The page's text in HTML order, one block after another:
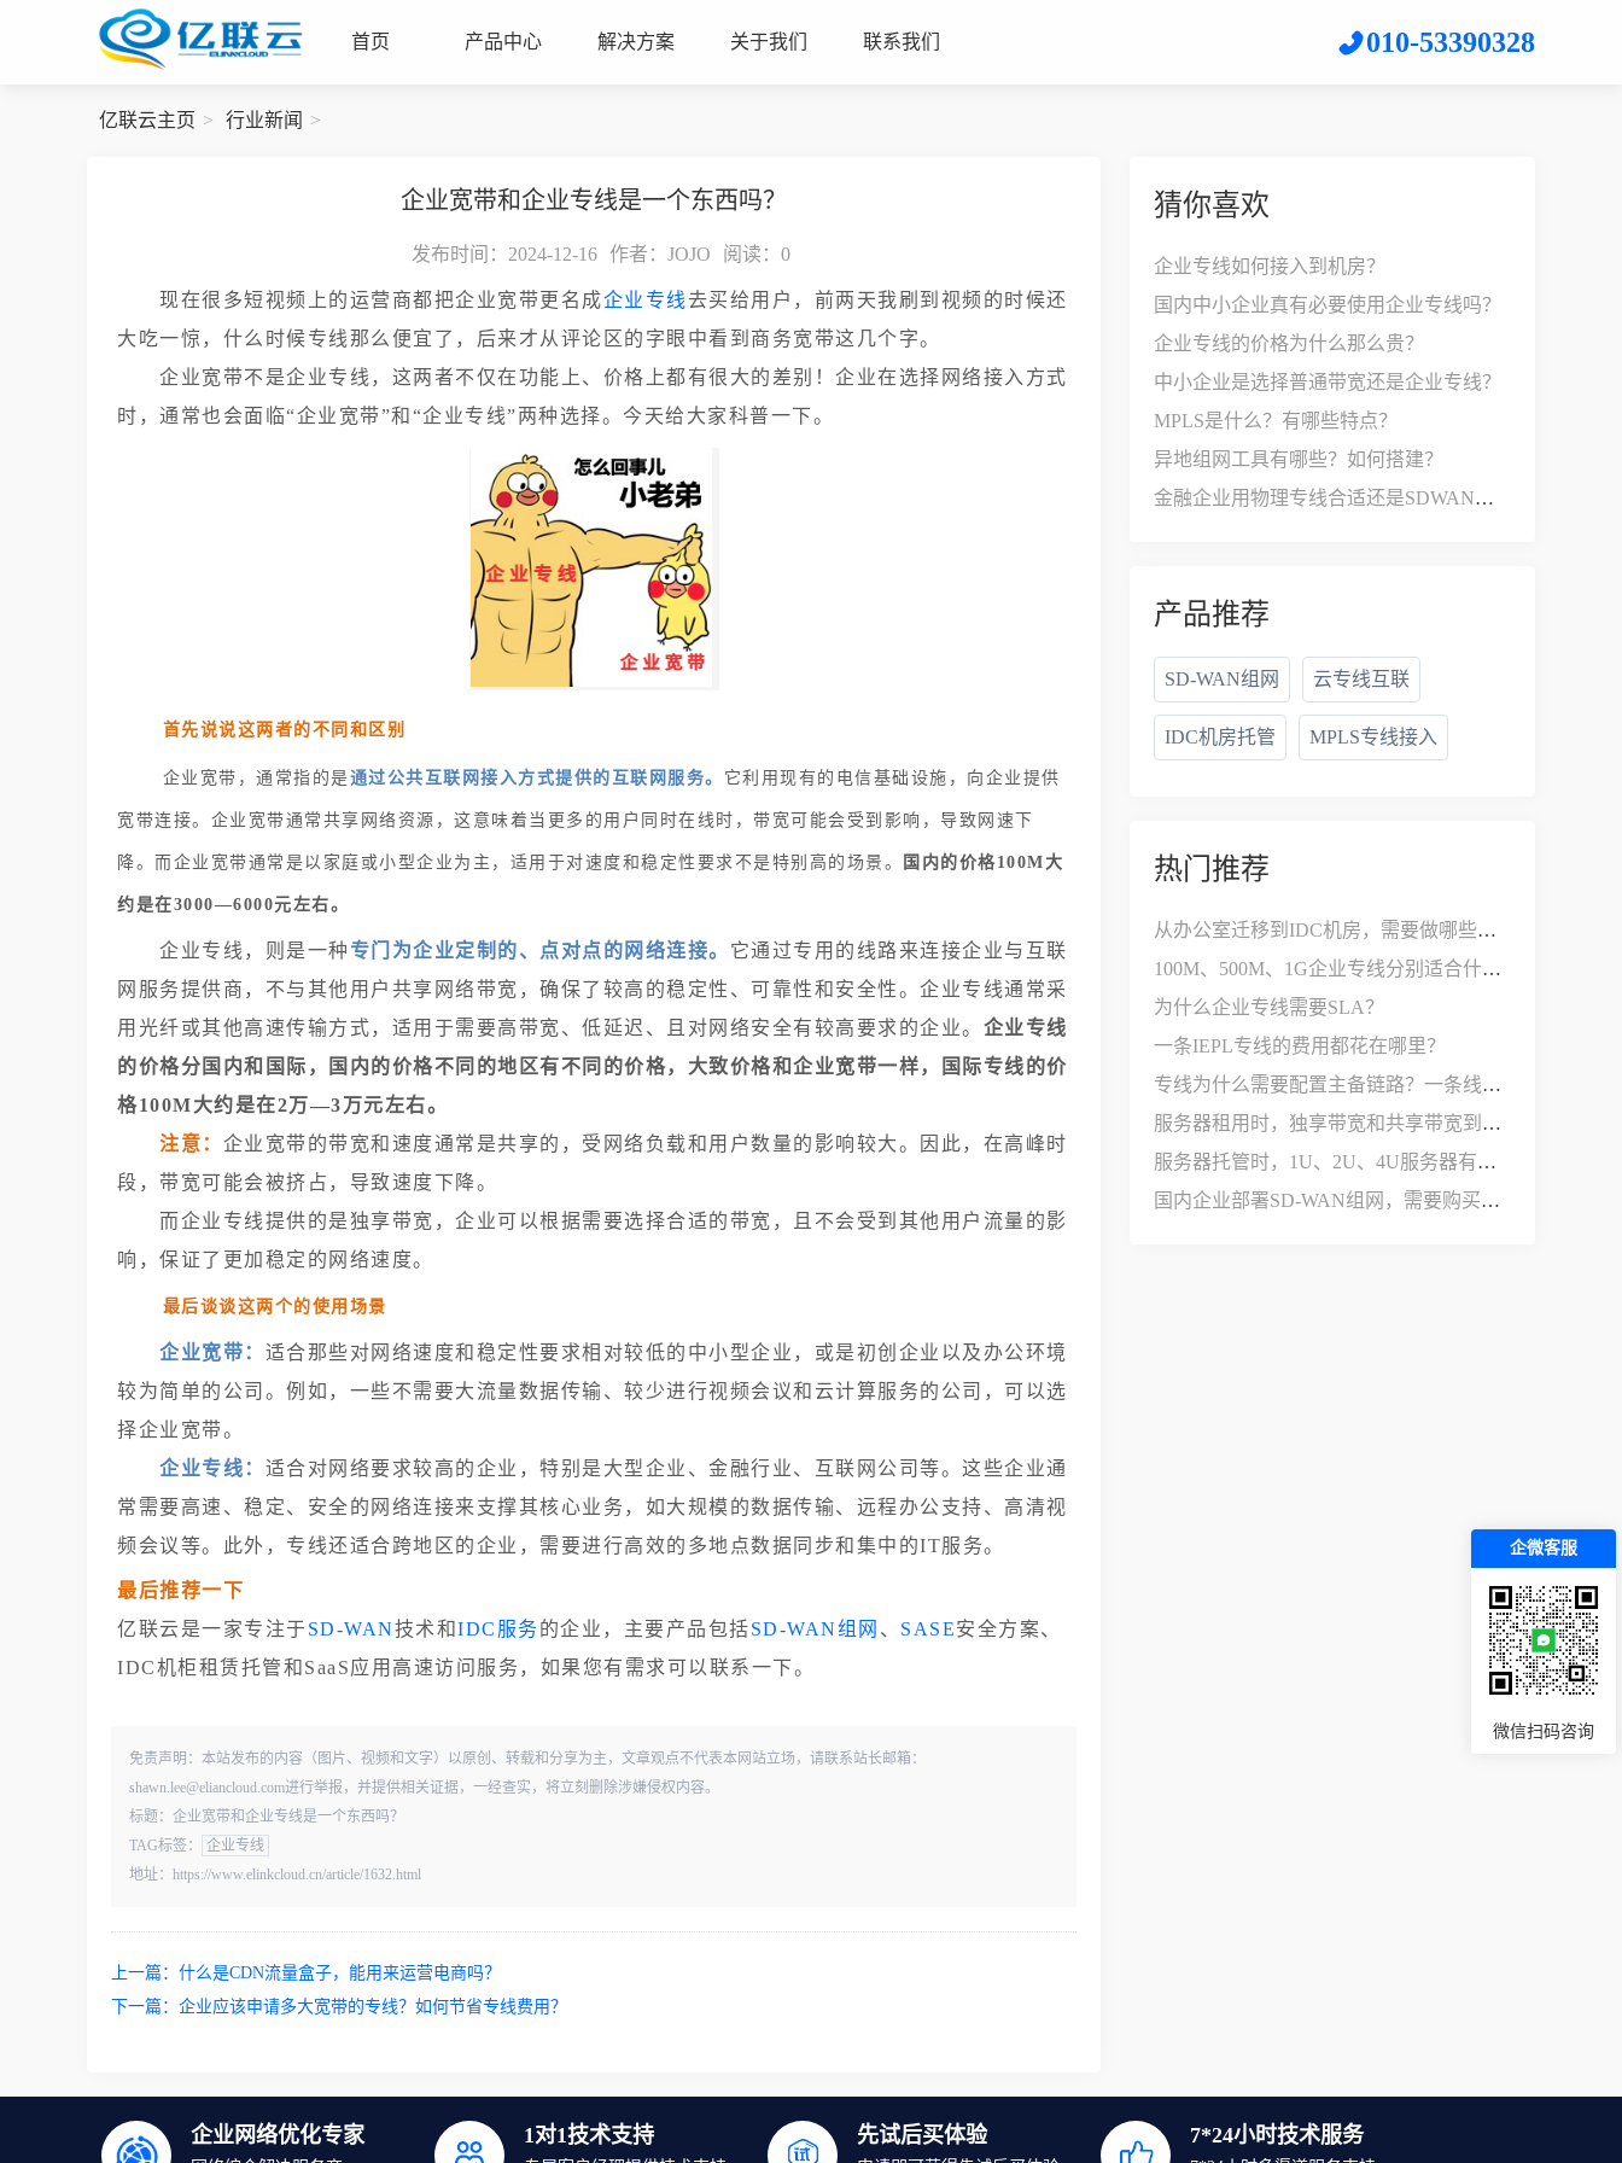
首页 产品中心 解决方案 关于我们 联系我们 010-53390328
亿联云主页 行业新闻
企业宽带和企业专线是一个东西吗？
发布时间：2024-12-16 作者：JOJO 阅读： 0
现在很多短视频上的运营商都把企业宽带更名成企业专线去买给用户，前两天我刷到视频的时候还
大吃一惊，什么时候专线那么便宜了，后来才从评论区的字眼中看到商务宽带这几个字。
企业宽带不是企业专线，这两者不仅在功能上、价格上都有很大的差别！企业在选择网络接入方式
时，通常也会面临“企业宽带”和“企业专线”两种选择。今天给大家科普一下。
首先说说这两者的不同和区别
企业宽带，通常指的是通过公共互联网接入方式提供的互联网服务。 它利用现有的电信基础设施，向企业提供
宽带连接。企业宽带通常共享网络资源，这意味着当更多的用户同时在线时，带宽可能会受到影响，导致网速下
降。而企业宽带通常是以家庭或小型企业为主，适用于对速度和稳定性要求不是特别高的场景 。 国内的价格100M大
约是在3000—6000元左右。
企业专线，则是一种 专门为企业定制的、点对点的网络连接。 它通过专用的线路来连接企业与互联
网服务提供商，不与其他用户共享网络带宽，确保了较高的稳定性、可靠性和安全性。企业专线通常采
用光纤或其他高速传输方式，适用于需要高带宽、低延迟、且对网络安全有较高要求的企业。 企业专线
的价格分国内和国际，国内的价格不同的地区有不同的价格，大致价格和企业宽带一样，国际专线的价
格100M大约是在2万—3万元左右。
注意： 企业宽带的带宽和速度通常是共享的，受网络负载和用户数量的影响较大。因此 ，在高峰时
段，带宽可能会被挤占，导致速度下降。
而企业专线提供的是独享带宽，企业可以根据需要选择合适的带宽，且不会受到其他用户流量的影
响，保证了更加稳定的网络速度。
最后谈谈这两个的使用场景
企业宽带： 适合那些对网络速度和稳定性要求相对较低的中小型企业，或是初创企业以及办公环境
较为简单的公司。例如，一些不需要大流量数据传输、较少进行视频会议和云计算服务的公司，可以选
择企业宽带。
企业专线： 适合对网络要求较高的企业，特别是大型企业、金融行业、互联网公司等。这些企业通
常需要高速、稳定、安全的网络连接来支撑其核心业务，如大规模的数据传输、远程办公支持、高清视
频会议等。此外，专线还适合跨地区的企业，需要进行高效的多地点数据同步和集中的IT服务。
最后推荐一下
亿联云是一家专注于 SD-WAN技术和IDC服务的企业，主要产品包括SD-WAN组网 、 SASE安全方案、
IDC机柜租赁托管和SaaS应用高速访问服务，如果您有需求可以联系一下。
免责声明：本站发布的内容（图片、视频和文字）以原创、转载和分享为主，文章观点不代表本网站立场，请联系站长邮箱：
shawn.lee@eliancloud.com进行举报，并提供相关证据，一经查实，将立刻删除涉嫌侵权内容。
标题：企业宽带和企业专线是一个东西吗？
TAG标签：
企业专线
地址：https://www.elinkcloud.cn/article/1632.html
上一篇： 什么是CDN流量盒子，能用来运营电商吗？
下一篇： 企业应该申请多大宽带的专线？如何节省专线费用？
猜你喜欢
企业专线如何接入到机房？
国内中小企业真有必要使用企业专线吗？
企业专线的价格为什么那么贵？
中小企业是选择普通带宽还是企业专线？
MPLS是什么？有哪些特点？
异地组网工具有哪些？如何搭建？
金融企业用物理专线合适还是SDWAN比较好？
产品推荐
SD-WAN组网 云专线互联
IDC机房托管 MPLS专线接入
热门推荐
从办公室迁移到IDC机房，需要做哪些网络改造？
100M、500M、1G企业专线分别适合什么公司？
为什么企业专线需要SLA？
一条IEPL专线的费用都花在哪里？
专线为什么需要配置主备链路？一条线路不够用吗？
服务器租用时，独享带宽和共享带宽到底有什么区别？
服务器托管时，1U、2U、4U服务器有什么区别？
国内企业部署SD-WAN组网，需要购买哪些设备和服务？
企业网络优化专家 1对1技术支持 先试后买体验 7*24小时技术服务
企微客服
微信扫码咨询